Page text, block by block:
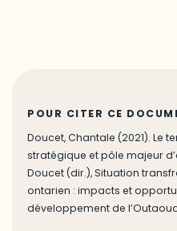
POUR CITER CE
Doucet, Chantale (2021). Le
stratégique et pôle majeur
Doucet (dir.), Situation
ontarien : impacts et
développement de